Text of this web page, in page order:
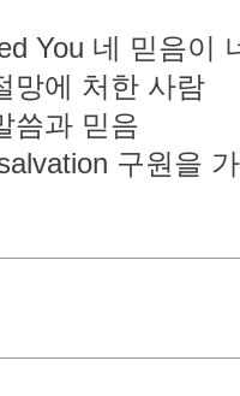
You 네 믿음이
망에 처한 사람
씀과 믿음
구원을